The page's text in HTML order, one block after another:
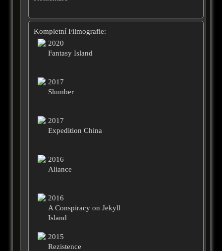
Kompletní Filmografie:
2020
Fantasy Island
2017
Slumber
2017
Expedition China
2016
Aliance
2016
A Conspiracy on Jekyll
Island
2015
Rezistence